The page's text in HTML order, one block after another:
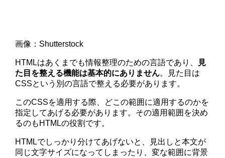
画像：Shutterstock
HTMLはあくまでも情報整理のための言語であり、
見
た目を整える機能は基本的にありません。見た目は
CSSという別の言語で整える必要があります。
このCSSを適用する際、どこの範囲に適用するのかを
指定してあげる必要があります。その適用範囲を決め
るのもHTMLの役割です。
HTMLでしっかり分けてあげないと、見出しと本文が
同じ文字サイズになってしまったり、変な範囲に背景